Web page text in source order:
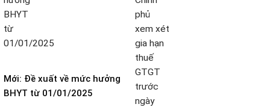
Mới: Đề xuất về mức hưởng
BHYT từ 01/01/2025